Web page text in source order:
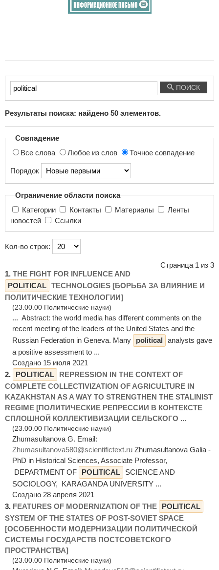
Введите
текст
поиска...
ПОИСК
Результаты поиска: найдено 50 элементов.
Совпадение
Все слова
Любое из слов Точное совпадение
Порядок
Ограничение области поиска
Категории
Контакты Материалы
новостей
Ссылки
Кол-во строк:
Страница 1 из 3
1. THE FIGHT FOR INFLUENCE AND
POLITICAL TECHNOLOGIES [БОРЬБА ЗА ВЛИЯНИЕ И
ПОЛИТИЧЕСКИЕ ТЕХНОЛОГИИ]
(23.00.00 Политические науки)
... Abstract: the world media has different comments on the
recent meeting of the leaders of the United States and the
Russian Federation in Geneva. Many
political analysts gave
a positive assessment to ...
Создано 15 июля 2021
2.
POLITICAL
REPRESSION IN THE CONTEXT OF
COMPLETE COLLECTIVIZATION OF AGRICULTURE IN
KAZAKHSTAN AS A WAY TO STRENGTHEN THE STALINIST
REGIME [ПОЛИТИЧЕСКИЕ РЕПРЕССИИ В КОНТЕКСТЕ
СПЛОШНОЙ КОЛЛЕКТИВИЗАЦИИ СЕЛЬСКОГО ...
(23.00.00 Политические науки)
Zhumasultanova G. Email:
Zhumasultanova580@scientifictext.ru Zhumasultanova Galia -
PhD in Historical Sciences, Associate Professor,
DEPARTMENT OF
POLITICAL
SCIENCE AND
SOCIOLOGY, KARAGANDA UNIVERSITY ...
Создано 28 апреля 2021
3. FEATURES OF MODERNIZATION OF THE
POLITICAL
SYSTEM OF THE STATES OF POST-SOVIET SPACE
[ОСОБЕННОСТИ МОДЕРНИЗАЦИИ ПОЛИТИЧЕСКОЙ
СИСТЕМЫ ГОСУДАРСТВ ПОСТСОВЕТСКОГО
ПРОСТРАНСТВА]
(23.00.00 Политические науки)